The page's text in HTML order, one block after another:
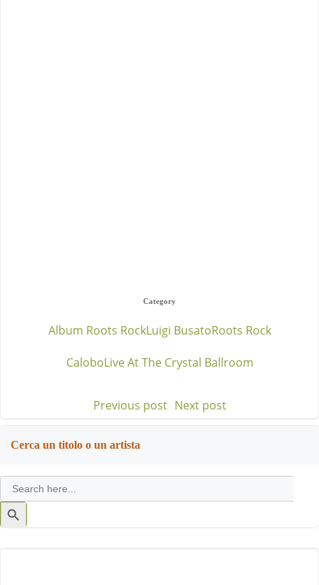
Category
Album Roots RockLuigi BusatoRoots Rock
CaloboLive At The Crystal Ballroom
Post
navigation
Previous post Post
Next post
Cerca un titolo o un artista
Search
for:
Search
Button